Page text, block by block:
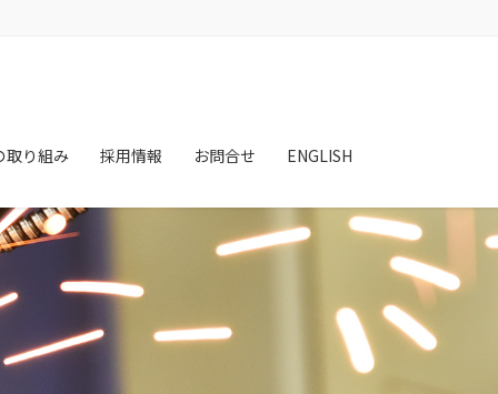
取り組み 採用情報 お問合せ ENGLISH